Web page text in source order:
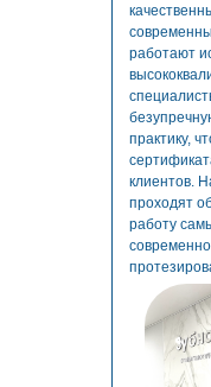
работают
практику,
клиентов.
проходят
работу